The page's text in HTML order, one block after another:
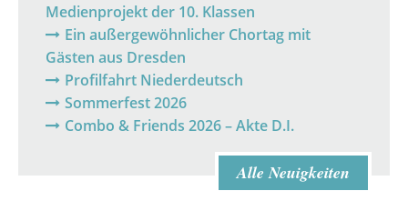
Medienprojekt der 10. Klassen
Ein außergewöhnlicher Chortag mit
Gästen aus Dresden
Profilfahrt Niederdeutsch
Sommerfest 2026
Combo & Friends 2026 – Akte D.I.
Alle Neuigkeiten